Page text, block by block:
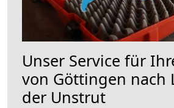
Unser Service für
von Göttingen nach
der Unstrut